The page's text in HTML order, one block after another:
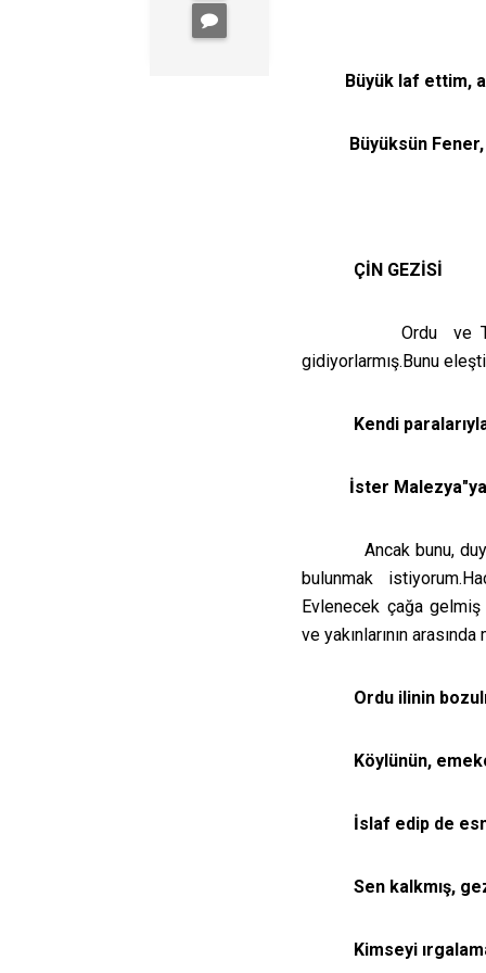
Büyük laf ettim,
Büyüksün
ÇİN GEZİSİ
Ordu
ve
gidiyorlarmış.Bunu
Kendi
İster Malezya"ya
Ancak bunu,
bulunmak
Evlenecek çağa gelmiş
ve yakınlarının
Ordu ilinin
Köylünün,
İslaf edip de
Sen kalkmış,
Kimseyi